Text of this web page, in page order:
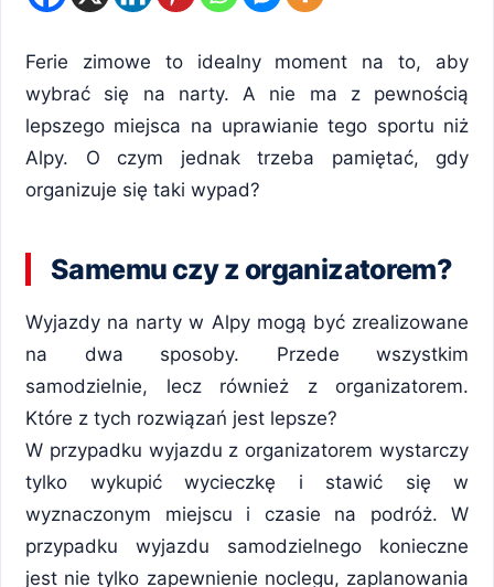
Ferie zimowe to idealny moment na to, aby
wybrać się na narty. A nie ma z pewnością
lepszego miejsca na uprawianie tego sportu niż
Alpy. O czym jednak trzeba pamiętać, gdy
organizuje się taki wypad?
Samemu czy z organizatorem?
Wyjazdy na narty w Alpy mogą być zrealizowane
na dwa sposoby. Przede wszystkim
samodzielnie, lecz również z organizatorem.
Które z tych rozwiązań jest lepsze?
W przypadku wyjazdu z organizatorem wystarczy
tylko wykupić wycieczkę i stawić się w
wyznaczonym miejscu i czasie na podróż. W
przypadku wyjazdu samodzielnego konieczne
jest nie tylko zapewnienie noclegu, zaplanowania